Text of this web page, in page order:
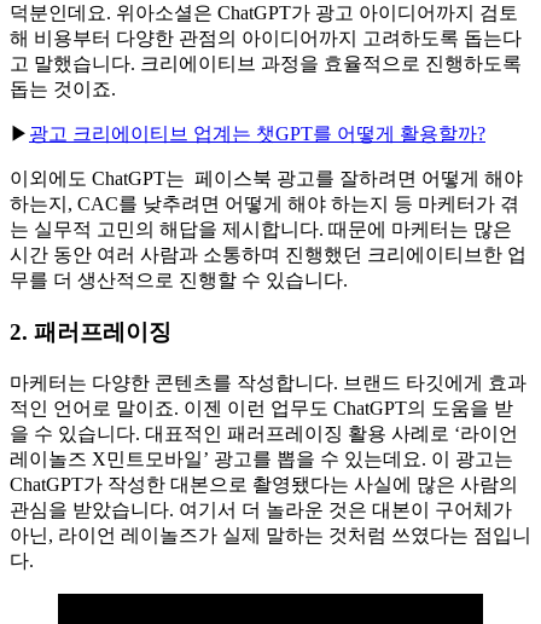
법으로 마케터에게 떼려야 뗄 수 없는 업무 중 하나입니다. 대
부분 0에서 시작하기 때문에 제법 많은 시간을 할애하는 업무
죠. 하지만 최근 PR 전문지 PR 위크(PR Week)는 ‘ChatGPT를
활용하면 업무 시간이 줄고, 효율이 높아진다’고 발표했습니
덕분인데요. 위아소셜은 ChatGPT가 광고 아이디어까지 검토
고 말했습니다. 크리에이티브 과정을 효율적으로 진행하도록
돕는 것이죠.
▶광고 크리에이티브 업계는 챗GPT를 어떻게 활용할까?
하는지, CAC를 낮추려면 어떻게 해야 하는지 등 마케터가 겪
시간 동안 여러 사람과 소통하며 진행했던 크리에이티브한 업
무를 더 생산적으로 진행할 수 있습니다.
2.패러프레이징
마케터는 다양한 콘텐츠를 작성합니다. 브랜드 타깃에게 효과
적인 언어로 말이죠. 이젠 이런 업무도 ChatGPT의 도움을 받
을 수 있습니다. 대표적인 패러프레이징 활용 사례로 ‘라이언